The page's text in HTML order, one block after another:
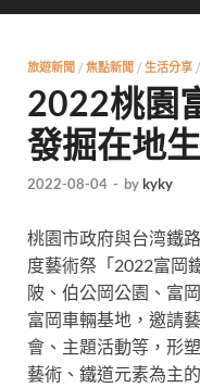
旅遊新聞 / 焦點新聞 / 生活分享 /
2022桃園
發掘在地
2022-08-04 - bykyky
桃園市政府與台湾鐵
度藝術祭 「2022富岡
陂、伯公岡公園、富
富岡車輛基地，邀請
會、主題活動等，形
藝術、鐵道元素為主